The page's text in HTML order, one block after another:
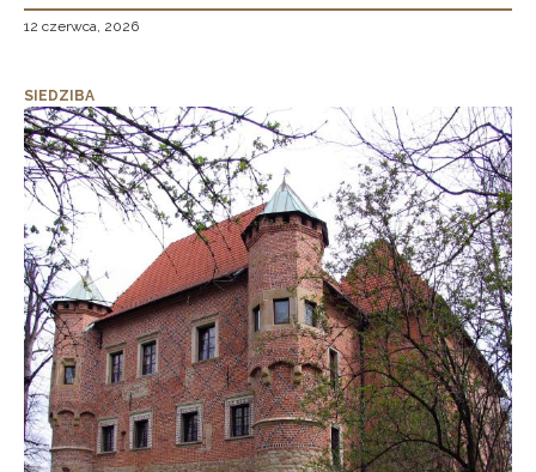
12 czerwca, 2026
SIEDZIBA